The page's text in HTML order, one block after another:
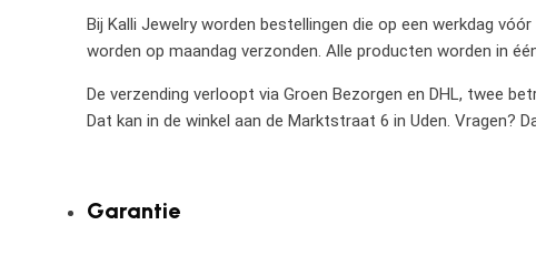
Bij Kalli Jewelry worden bestellingen die op een werkdag
worden op maandag verzonden. Alle producten worden in
De verzending verloopt via Groen Bezorgen en DHL, twee
Dat kan in de winkel aan de Marktstraat 6 in Uden. Vragen?
Garantie